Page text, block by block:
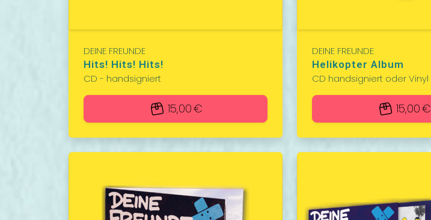
DEINE FREUNDE
Hits! Hits! Hits!
CD - handsigniert
15,00 €
DEINE FREUNDE
Helikopter Album
CD handsigniert oder Vinyl
15,00 €